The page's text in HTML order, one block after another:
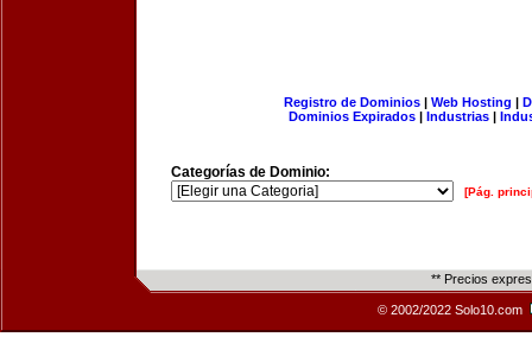
Registro de Dominios| Web Hosting |
Dominios Expirados | Industrias |
Categorías de Dominio:
[Pág.
** Precios
© 2002/2022 Solo10.com